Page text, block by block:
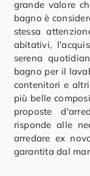
grande valore
bagno è
stessa
abitativi,
serena
bagno per il
contenitori e
più belle
proposte
risponde alle
arredare ex
garantita dal